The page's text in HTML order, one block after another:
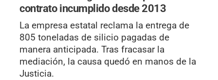
contrato incumplido desde 2013
La empresa estatal reclama la entrega de
805 toneladas de silicio pagadas de
manera anticipada. Tras fracasar la
mediación, la causa quedó en manos de la
Justicia.